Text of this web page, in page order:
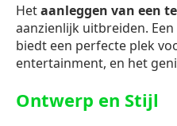
Hetaanleggen van een
aanzienlijk uitbreiden.
biedt een perfecte plek
entertainment, en het
Ontwerp en Stijl